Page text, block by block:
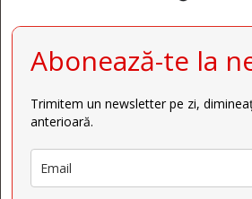
Abonează-te la
Trimitem un newsletter pe zi,
anterioară.